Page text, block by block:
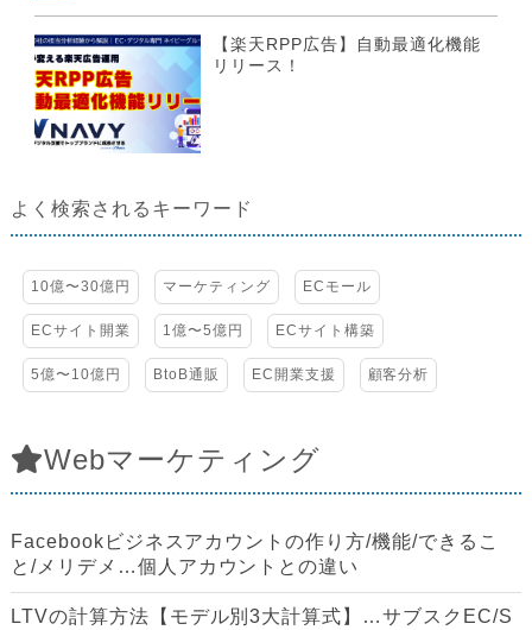
【楽天RPP広告】自動最適化機能
リリース！
よく検索されるキーワード
10億〜30億円 マーケティング ECモール
ECサイト開業 1億〜5億円 ECサイト構築
5億〜10億円 BtoB通販 EC開業支援 顧客分析
Webマーケティング
Facebookビジネスアカウントの作り方/機能/できるこ
と/メリデメ…個人アカウントとの違い
LTVの計算方法【モデル別3大計算式】…サブスクEC/S